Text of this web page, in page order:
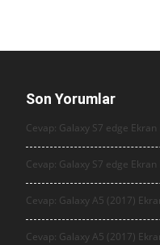
Son Yorumlar
Cevap: Galaxy S7 edge
Cevap: Galaxy S7 edge
Cevap: Galaxy A5 (2017)
Cevap: Galaxy A5 (2017)